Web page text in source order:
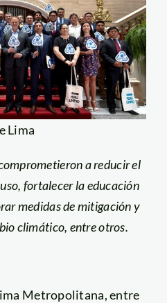
Lima
a reducir el
fortalecer la educación
medidas de mitigación y
climático, entre otros.
Metropolitana, entre